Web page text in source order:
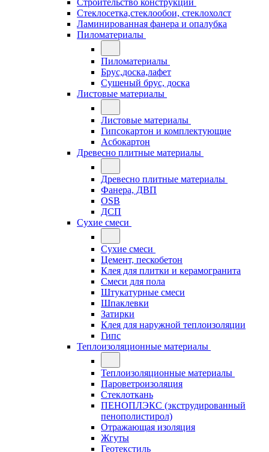
Строительство конструкций
Стеклосетка,стеклообои, стеклохолст
Ламинированная фанера и опалубка
Пиломатериалы
Пиломатериалы
Брус,доска,лафет
Сушеный брус, доска
Листовые материалы
Листовые материалы
Гипсокартон и комплектующие
Асбокартон
Древесно плитные материалы
Древесно плитные материалы
Фанера, ДВП
OSB
ДСП
Сухие смеси
Сухие смеси
Цемент, пескобетон
Клея для плитки и керамогранита
Смеси для пола
Штукатурные смеси
Шпаклевки
Затирки
Клея для наружной теплоизоляции
Гипс
Теплоизоляционные материалы
Теплоизоляционные материалы
Пароветроизоляция
Стеклоткань
ПЕНОПЛЭКС (экструдированный
пенополистирол)
Отражающая изоляция
Жгуты
Геотекстиль